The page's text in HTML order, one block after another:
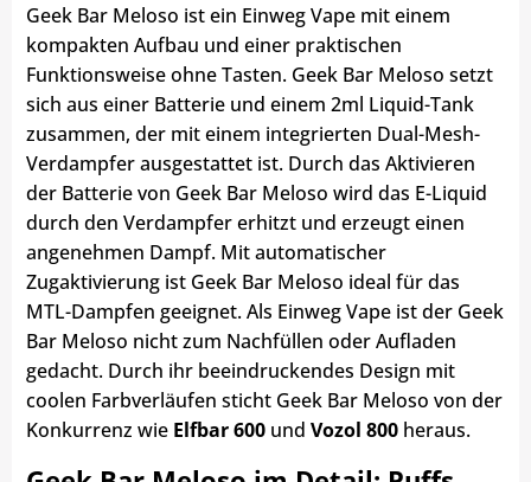
Geek Bar Meloso ist ein Einweg Vape mit einem
kompakten Aufbau und einer praktischen
Funktionsweise ohne Tasten. Geek Bar Meloso setzt
sich aus einer Batterie und einem 2ml Liquid-Tank
zusammen, der mit einem integrierten Dual-Mesh-
Verdampfer ausgestattet ist. Durch das Aktivieren
der Batterie von Geek Bar Meloso wird das E-Liquid
durch den Verdampfer erhitzt und erzeugt einen
angenehmen Dampf. Mit automatischer
Zugaktivierung ist Geek Bar Meloso ideal für das
MTL-Dampfen geeignet. Als Einweg Vape ist der Geek
Bar Meloso nicht zum Nachfüllen oder Aufladen
gedacht. Durch ihr beeindruckendes Design mit
coolen Farbverläufen sticht Geek Bar Meloso von der
Konkurrenz wie Elfbar 600 und Vozol 800 heraus.